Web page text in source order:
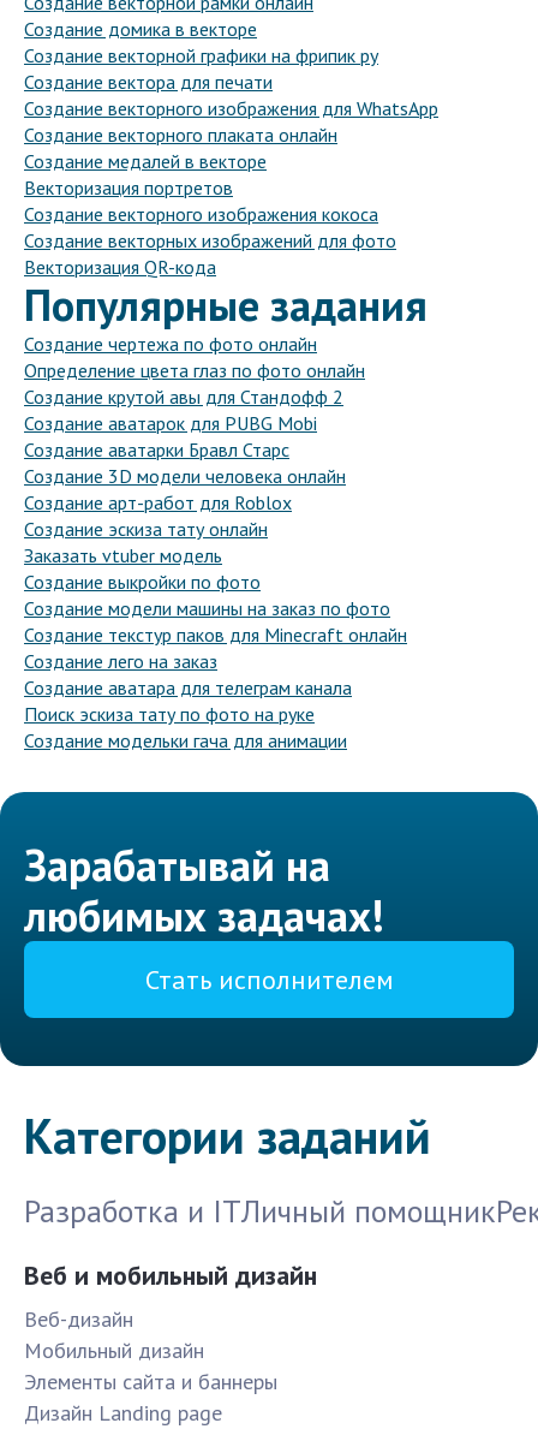
Создание домика в векторе
Создание векторной графики на фрипик ру
Создание вектора для печати
Создание векторного изображения для WhatsApp
Создание векторного плаката онлайн
Создание медалей в векторе
Векторизация портретов
Создание векторного изображения кокоса
Создание векторных изображений для фото
Векторизация QR-кода
Популярные задания
Создание чертежа по фото онлайн
Определение цвета глаз по фото онлайн
Создание крутой авы для Стандофф 2
Создание аватарок для PUBG Mobi
Создание аватарки Бравл Старс
Создание 3D модели человека онлайн
Создание арт-работ для Roblox
Создание эскиза тату онлайн
Заказать vtuber модель
Создание выкройки по фото
Создание модели машины на заказ по фото
Создание текстур паков для Minecraft онлайн
Создание лего на заказ
Создание аватара для телеграм канала
Поиск эскиза тату по фото на руке
Создание модельки гача для анимации
Зарабатывай на
любимых задачах!
Стать исполнителем
Категории заданий
Разработка и ITЛичный помощник
Веб и мобильный дизайн
Веб-дизайн
Мобильный дизайн
Элементы сайта и баннеры
Дизайн Landing page